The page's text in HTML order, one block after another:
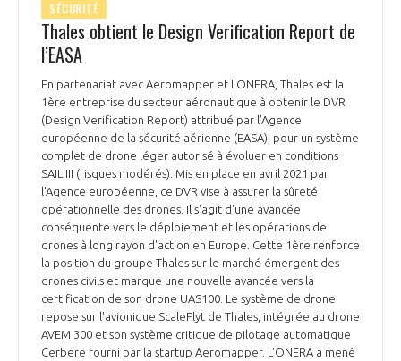
NOTRE VISION
NOS MISSIONS
NOTRE HISTOIRE
ORGANISATION
LE CONSEIL DU GIFAS
L’ÉQUIPE DU GIFAS
NOS RÉSEAUX À L'INTERNATIONAL
FONCTIONNEMENT
GEADS
COMITÉ AERO PME
STARTAIR
COMMISSIONS ET COMITÉS
ACCOMPAGNEMENT DE NOS ADHÉRENTS
LES PROGRAMMES DU GIFAS
UN ÉCOSYSTÈME INTÉGRÉ ET COHÉRENT
POURQUOI DEVENIR MEMBRE ?
LA MÉDIATION
LA MÉDIATION DANS LA FILIÈRE AÉRONAUTIQUE ET SPATIALE
LE MÉDIATEUR DE LA FILIÈRE AÉRONAUTIQUE ET SPATIALE
LE SALON DU BOURGET
L'OBSERVATOIRE
11
16
19 22
SÉCURITÉ
Thales obtient le Design Verification Report de
l’EASA
En partenariat avec Aeromapper et l'ONERA, Thales est la
1ère entreprise du secteur aéronautique à obtenir le DVR
(Design Verification Report) attribué par l’Agence
européenne de la sécurité aérienne (EASA), pour un système
complet de drone léger autorisé à évoluer en conditions
SAIL III (risques modérés). Mis en place en avril 2021 par
l'Agence européenne, ce DVR vise à assurer la sûreté
opérationnelle des drones. Il s'agit d'une avancée
conséquente vers le déploiement et les opérations de
drones à long rayon d'action en Europe. Cette 1ère renforce
la position du groupe Thales sur le marché émergent des
drones civils et marque une nouvelle avancée vers la
certification de son drone UAS100. Le système de drone
repose sur l'avionique ScaleFlyt de Thales, intégrée au drone
AVEM 300 et son système critique de pilotage automatique
Cerbere fourni par la startup Aeromapper. L'ONERA a mené
Découvrez les avantages d'adhérer au GIFAS.
Rencontres, salons, données sectorielles,
programmes ...
DEMANDE D’ADHÉSION